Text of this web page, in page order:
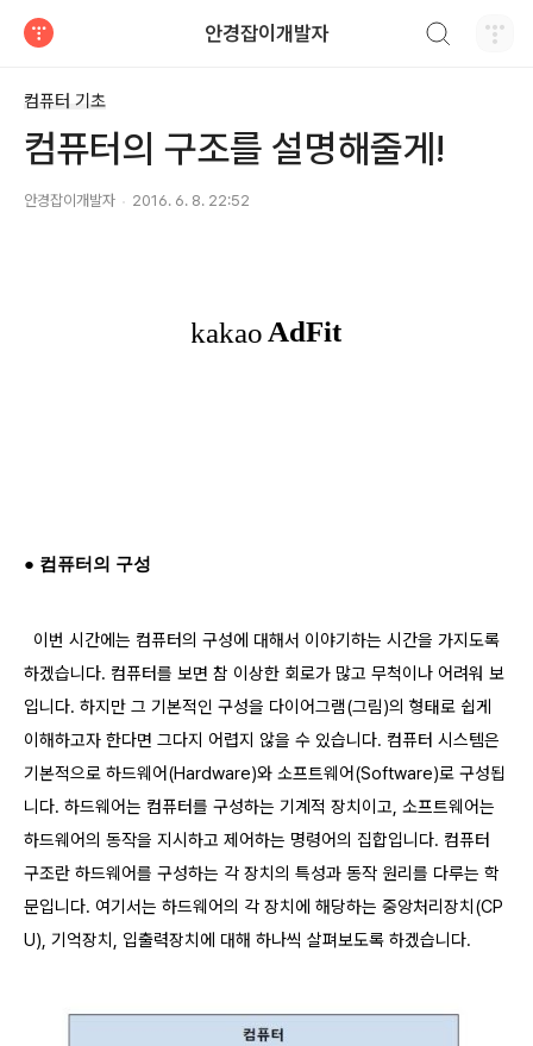
안경잡이개발자
컴퓨터 기초
컴퓨터의 구조를 설명해줄게!
안경잡이개발자 2016. 6. 8. 22:52
● 컴퓨터의 구성
이번 시간에는 컴퓨터의 구성에 대해서 이야기하는 시간을 가지도록
하겠습니다. 컴퓨터를 보면 참 이상한 회로가 많고 무척이나 어려워 보
입니다. 하지만 그 기본적인 구성을 다이어그램(그림)의 형태로 쉽게
이해하고자 한다면 그다지 어렵지 않을 수 있습니다. 컴퓨터 시스템은
기본적으로 하드웨어(Hardware)와 소프트웨어(Software)로 구성됩
니다. 하드웨어는 컴퓨터를 구성하는 기계적 장치이고, 소프트웨어는
하드웨어의 동작을 지시하고 제어하는 명령어의 집합입니다. 컴퓨터
구조란 하드웨어를 구성하는 각 장치의 특성과 동작 원리를 다루는 학
문입니다. 여기서는 하드웨어의 각 장치에 해당하는 중앙처리장치(CP
U), 기억장치, 입출력장치에 대해 하나씩 살펴보도록 하겠습니다.